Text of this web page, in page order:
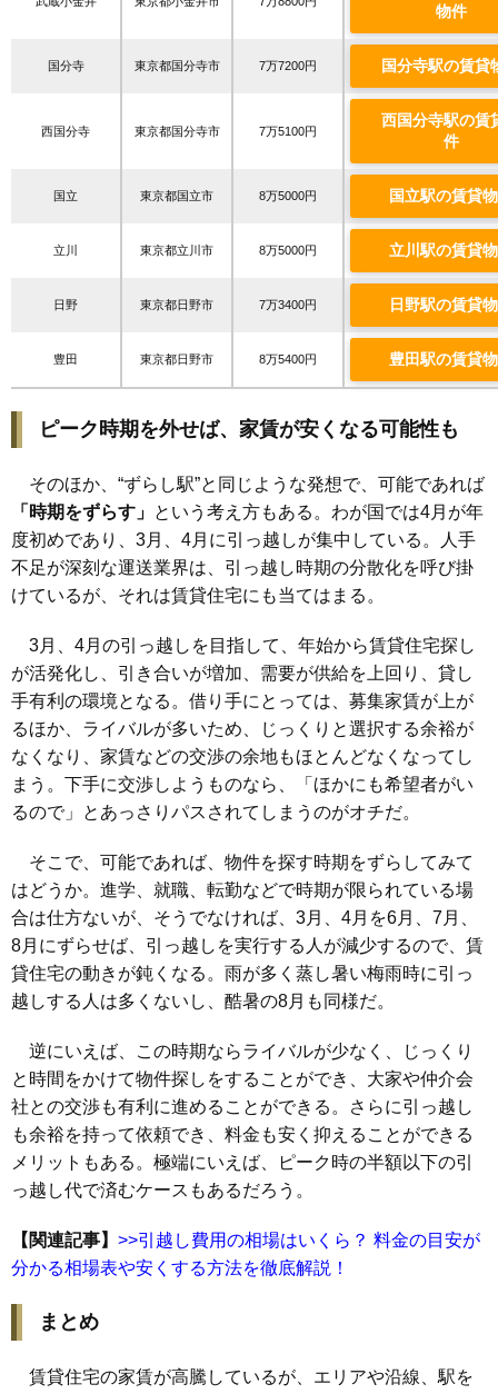
物件
国分寺 東京都国分寺市 7万7200円 国分寺駅の賃貸
西国分寺 東京都国分寺市 7万5100円
西国分寺駅の賃
件
国立 東京都国立市 8万5000円 国立駅の賃貸
立川 東京都立川市 8万5000円 立川駅の賃貸
日野 東京都日野市 7万3400円 日野駅の賃貸
豊田 東京都日野市 8万5400円 豊田駅の賃貸
ピーク時期を外せば、家賃が安くなる可能性も
そのほか、“ずらし駅”と同じような発想で、可能であれば
「時期をずらす」 という考え方もある。わが国では4月が年
度初めであり、3月、4月に引っ越しが集中している。人手
不足が深刻な運送業界は、引っ越し時期の分散化を呼び掛
けているが、それは賃貸住宅にも当てはまる。
3月、4月の引っ越しを目指して、年始から賃貸住宅探し
が活発化し、引き合いが増加、需要が供給を上回り、貸し
手有利の環境となる。借り手にとっては、募集家賃が上が
るほか、ライバルが多いため、じっくりと選択する余裕が
なくなり、家賃などの交渉の余地もほとんどなくなってし
まう。下手に交渉しようものなら、「ほかにも希望者がい
るので」とあっさりパスされてしまうのがオチだ。
そこで、可能であれば、物件を探す時期をずらしてみて
はどうか。進学、就職、転勤などで時期が限られている場
合は仕方ないが、そうでなければ、3月、4月を6月、7月、
8月にずらせば、引っ越しを実行する人が減少するので、賃
貸住宅の動きが鈍くなる。雨が多く蒸し暑い梅雨時に引っ
越しする人は多くないし、酷暑の8月も同様だ。
逆にいえば、この時期ならライバルが少なく、じっくり
と時間をかけて物件探しをすることができ、大家や仲介会
社との交渉も有利に進めることができる。さらに引っ越し
も余裕を持って依頼でき、料金も安く抑えることができる
メリットもある。極端にいえば、ピーク時の半額以下の引
っ越し代で済むケースもあるだろう。
【関連記事】 >>引越し費用の相場はいくら？ 料金の目安が
分かる相場表や安くする方法を徹底解説！
まとめ
賃貸住宅の家賃が高騰しているが、エリアや沿線、駅を